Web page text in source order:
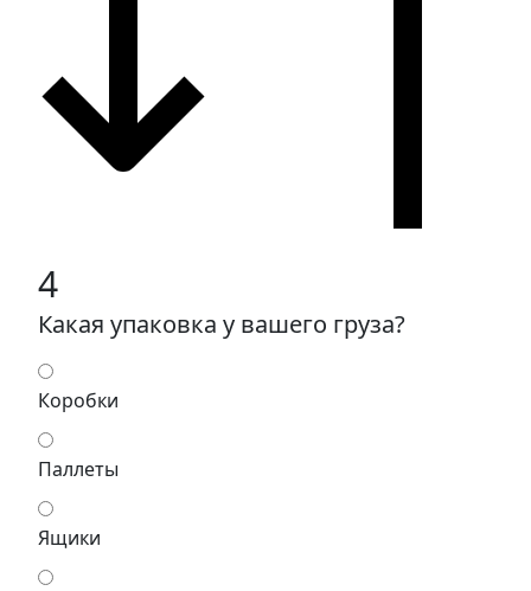
4
Какая упаковка у вашего груза?
Коробки
Паллеты
Ящики